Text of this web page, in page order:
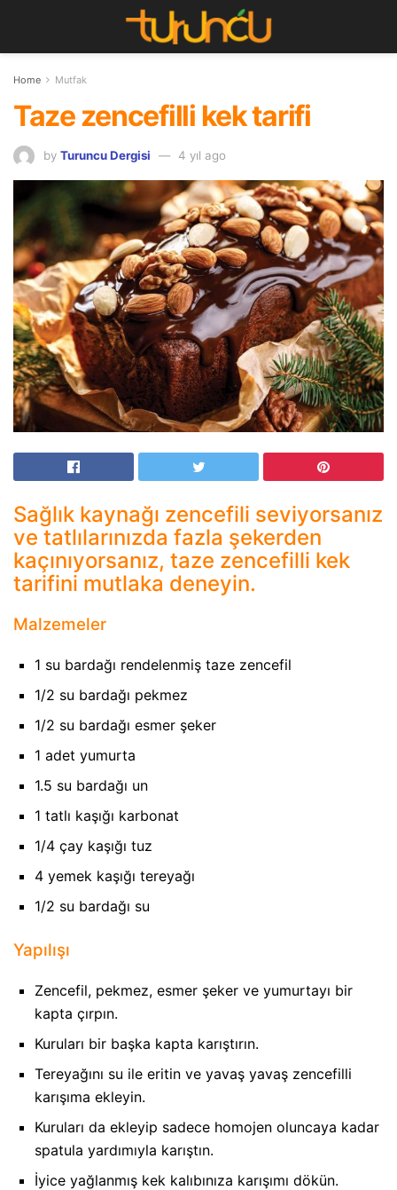
Home Mutfak
Taze zencefilli kek tarifi
by Turuncu Dergisi 4 yıl ago
Sağlık kaynağı zencefili seviyorsanız
ve tatlılarınızda fazla şekerden
kaçınıyorsanız, taze zencefilli kek
tarifini mutlaka deneyin.
Malzemeler
1 su bardağı rendelenmiş taze zencefil
1/2 su bardağı pekmez
1/2 su bardağı esmer şeker
1 adet yumurta
1.5 su bardağı un
1 tatlı kaşığı karbonat
1/4 çay kaşığı tuz
4 yemek kaşığı tereyağı
1/2 su bardağı su
Yapılışı
Zencefil, pekmez, esmer şeker ve yumurtayı bir
kapta çırpın.
Kuruları bir başka kapta karıştırın.
Tereyağını su ile eritin ve yavaş yavaş zencefilli
karışıma ekleyin.
Kuruları da ekleyip sadece homojen oluncaya kadar
spatula yardımıyla karıştın.
İyice yağlanmış kek kalıbınıza karışımı dökün.